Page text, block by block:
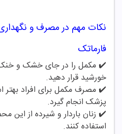
نکات مهم در مصرف و
فارماتک
✔️ مکمل را در جای خشک و خنک
خورشید قرار دهید.
✔️مصرف مکمل برای افراد بهتر
پزشک انجام گیرد.
✔️ زنان باردار و شیرده از این
استفاده کنند.